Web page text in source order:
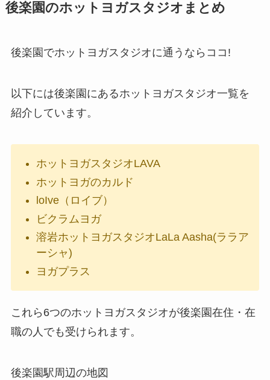
後楽園のホットヨガスタジオまとめ
後楽園でホットヨガスタジオに通うならココ!
以下には後楽園にあるホットヨガスタジオ一覧を
紹介しています。
ホットヨガスタジオLAVA
ホットヨガのカルド
loIve（ロイブ）
ビクラムヨガ
溶岩ホットヨガスタジオLaLa Aasha(ララア
ーシャ)
ヨガプラス
これら6つのホットヨガスタジオが後楽園在住・在
職の人でも受けられます。
後楽園駅周辺の地図